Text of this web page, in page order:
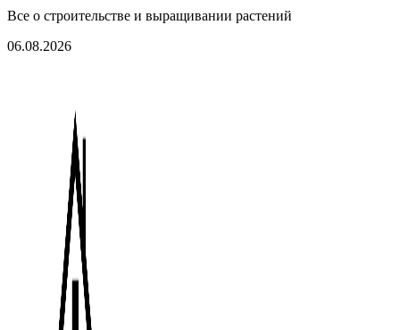
Все о строительстве и выращивании растений
06.08.2026